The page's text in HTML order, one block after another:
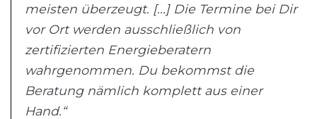
meisten überzeugt. [...] Die Termine bei Dir
vor Ort werden ausschließlich von
zertifizierten Energieberatern
wahrgenommen. Du bekommst die
Beratung nämlich komplett aus einer
Hand.“